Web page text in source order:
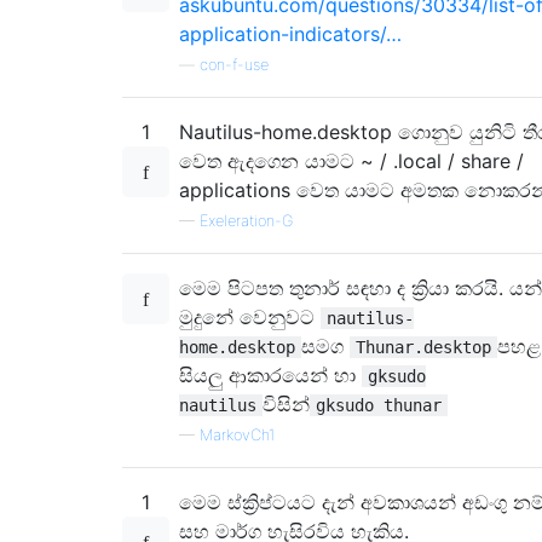
[RootFM Shortcut Group]
Name=Root
Exec=gksudo nautilus
askubuntu.com/questions/30334/list-
application-indicators/…
con-f-use
1
Nautilus-home.desktop ගොනුව යුනිටි
වෙත ඇදගෙන යාමට ~ / .local / share /
applications වෙත යාමට අමතක
— Exeleration-G
මෙම පිටපත තුනාර් සඳහා ද ක්‍රියා කරයි.
මුදුනේ වෙනුවට
nautilus-
home.desktop සමග Thunar.desktop පහළ
සියලු ආකාරයෙන් හා
gksudo
nautilus විසින් gksudo thunar
— MarkovCh1
1
මෙම ස්ක්‍රිප්ටයට දැන් අවකාශයන් අඩංගු
සහ මාර්ග හැසිරවිය හැකිය.